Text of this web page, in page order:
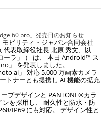
60 pro」発売日のお知らせ
モビリティ・ジャパン合同会社
代表取締役社長 北原 秀文、以
ーラ」 ） は、 本日 Android™ ス
」 を発表しました。
ai」 対応 5,000 万画素カメラ
トナーとも提携し AI 機能の拡充
ブデザインと PANTONE®カラ
を採用し、 耐久性と防水・防
IP69 にも対応。 デザイン性と